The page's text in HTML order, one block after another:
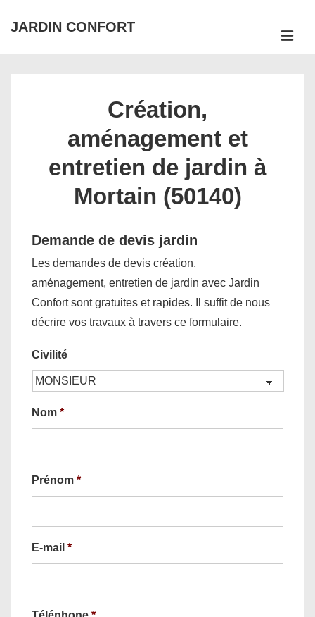
passer
JARDIN CONFORT
Création,
aménagement et
entretien de jardin à
Mortain (50140)
Demande de devis jardin
Les demandes de devis création,
aménagement, entretien de jardin avec Jardin
Confort sont gratuites et rapides. Il suffit de nous
décrire vos travaux à travers ce formulaire.
Civilité
Nom *
Prénom *
E-mail *